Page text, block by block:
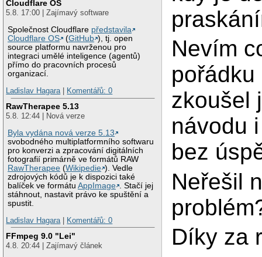
Cloudflare OS
5.8. 17:00 | Zajímavý software
Společnost Cloudflare představila
Cloudflare OS
(GitHub ), tj. open
source platformu navrženou pro
integraci umělé inteligence (agentů)
přímo do pracovních procesů
organizací.
Ladislav Hagara| Komentářů: 0
RawTherapee 5.13
5.8. 12:44 | Nová verze
Byla vydána nová verze 5.13
svobodného multiplatformního softwaru
pro konverzi a zpracování digitálních
fotografií primárně ve formátů RAW
RawTherapee (Wikipedie ). Vedle
zdrojových kódů je k dispozici také
balíček ve formátuAppImage
. Stačí jej
stáhnout, nastavit právo ke spuštění a
spustit.
Ladislav Hagara| Komentářů: 0
FFmpeg 9.0 "Lei"
4.8. 20:44 | Zajímavý článek
Nevím
zkoušel
návodu
bez
Neřešil
Díky za